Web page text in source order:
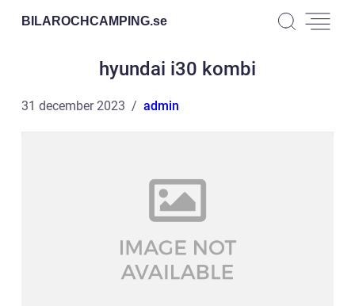
BILAROCHCAMPING.se
hyundai i30 kombi
31 december 2023 admin